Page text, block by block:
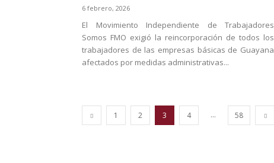
6 febrero, 2026
El Movimiento Independiente de Trabajadores
Somos FMO exigió la reincorporación de todos los
trabajadores de las empresas básicas de Guayana
afectados por medidas administrativas...
1 2 3 4 ... 58